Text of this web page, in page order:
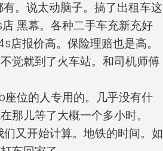
。说太动脑子。搞了出租车这
黑幕。各种二手车充新充好
店报价高。保险理赔也是高。
觉就到了火车站。和司机师傅
位的人专用的。几乎没有什
那儿等了大概一个多小时。
又开始计算。地铁的时间。如